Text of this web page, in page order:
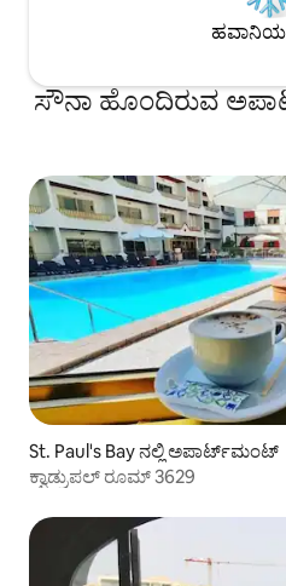
ಸೌನಾ ಹೊಂದಿರುವ
St. Paul's Bay ನಲ್ಲಿ ಅಪಾರ್ಟ್‌ಮಂಟ್
ಕ್ವಾಡ್ರುಪಲ್ ರೂಮ್ 3629